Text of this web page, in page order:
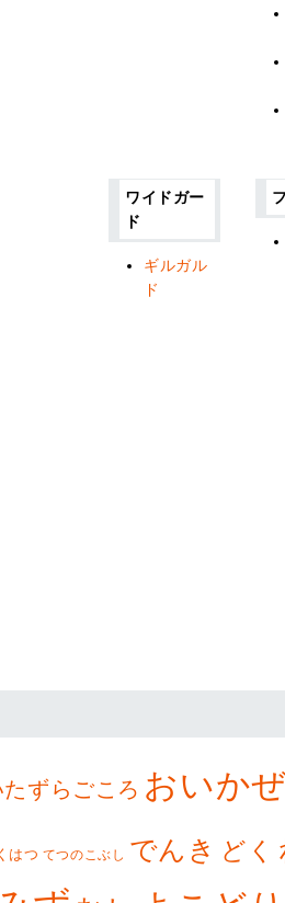
ワイドガー
ド
ギルガル
ド
たずらごころ おいか
はつ てつのこぶし でんき どく